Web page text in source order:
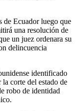
de Ecuador luego que
una resolución de
un juez ordenara su
delincuencia
identificado
corte del estado de
robo de identidad